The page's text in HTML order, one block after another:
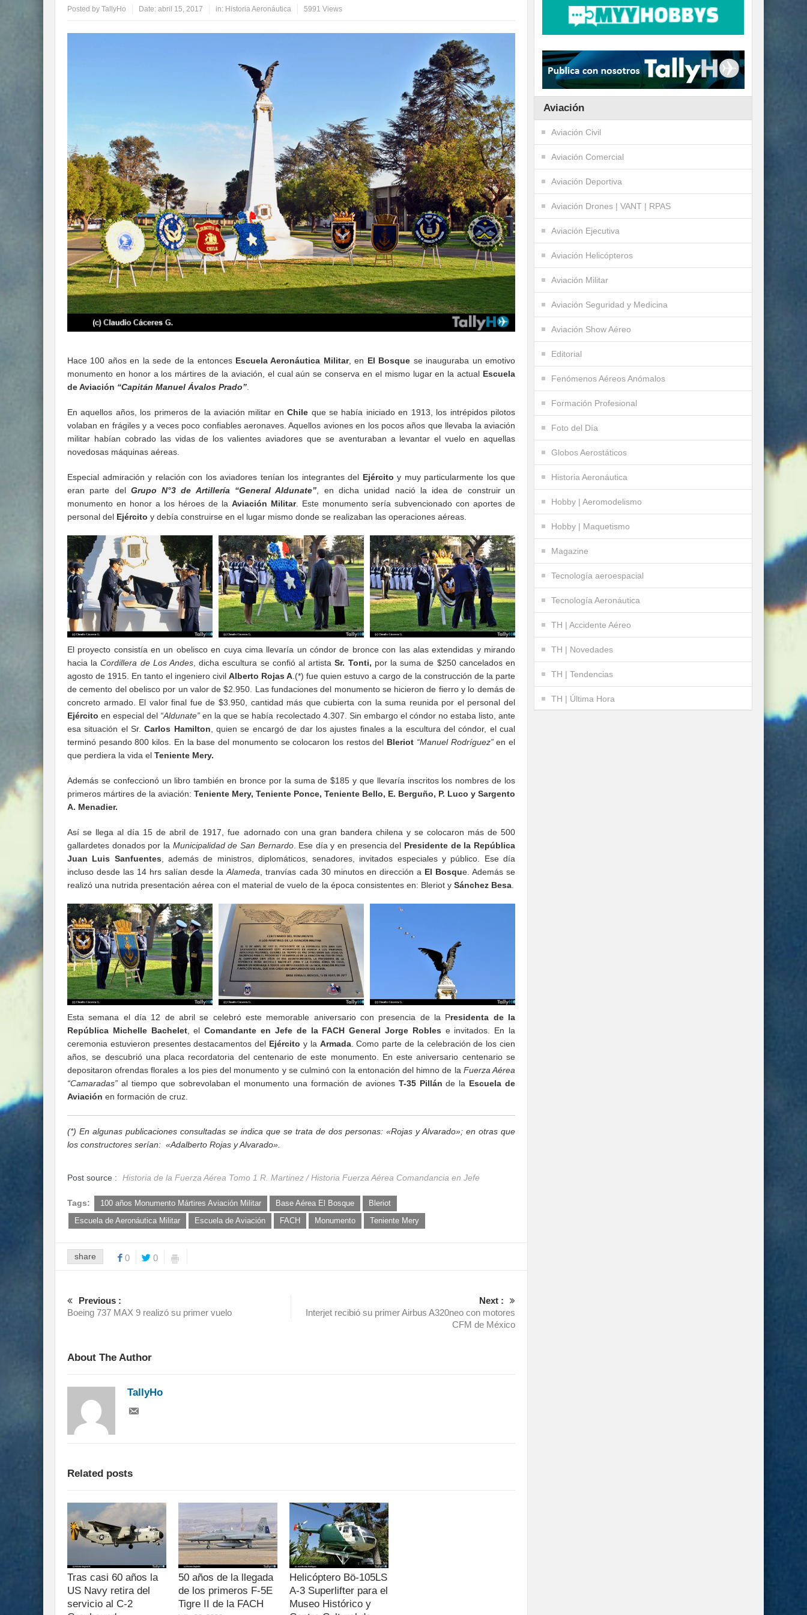
Posted by TallyHo Date: abril 15, 2017 in: Historia Aeronáutica 5991 Views
Hace 100 años en la sede de la entonces Escuela Aeronáutica Militar, en El Bosque se inauguraba un emotivo
monumento en honor a los mártires de la aviación, el cual aún se conserva en el mismo lugar en la actual Escuela
de Aviación “Capitán Manuel Ávalos Prado”.
En aquellos años, los primeros de la aviación militar enChile que se había iniciado en 1913, los intrépidos pilotos
volaban en frágiles y a veces poco confiables aeronaves. Aquellos aviones en los pocos años que llevaba la aviación
militar habían cobrado las vidas de los valientes aviadores que se aventuraban a levantar el vuelo en aquellas
novedosas máquinas aéreas.
Especial admiración y relación con los aviadores tenían los integrantes del Ejército y muy particularmente los que
eran parte del Grupo N°3 de Artillería “General Aldunate”, en dicha unidad nació la idea de construir un
monumento en honor a los héroes de la Aviación Militar. Este monumento sería subvencionado con aportes de
personal del Ejército y debía construirse en el lugar mismo donde se realizaban las operaciones aéreas.
El proyecto consistía en un obelisco en cuya cima llevaría un cóndor de bronce con las alas extendidas y mirando
hacia laCordillera de Los Andes , dicha escultura se confió al artistaSr. Tonti, por la suma de $250 cancelados en
agosto de 1915. En tanto el ingeniero civil Alberto Rojas A .(*) fue quien estuvo a cargo de la construcción de la parte
de cemento del obelisco por un valor de $2.950. Las fundaciones del monumento se hicieron de fierro y lo demás de
concreto armado. El valor final fue de $3.950, cantidad más que cubierta con la suma reunida por el personal del
Ejército en especial del “Aldunate” en la que se había recolectado 4.307. Sin embargo el cóndor no estaba listo, ante
esa situación el Sr.Carlos Hamilton , quien se encargó de dar los ajustes finales a la escultura del cóndor, el cual
terminó pesando 800 kilos. En la base del monumento se colocaron los restos del Bleriot “Manuel Rodríguez”en el
que perdiera la vida el Teniente Mery.
Además se confeccionó un libro también en bronce por la suma de $185 y que llevaría inscritos los nombres de los
primeros mártires de la aviación: Teniente Mery, Teniente Ponce, Teniente Bello, E. Berguño, P. Luco y Sargento
A. Menadier.
Así se llega al día 15 de abril de 1917, fue adornado con una gran bandera chilena y se colocaron más de 500
gallardetes donados por la Municipalidad de San Bernardo. Ese día y en presencia del Presidente de la República
Juan Luis Sanfuentes , además de ministros, diplomáticos, senadores, invitados especiales y público. Ese día
incluso desde las 14 hrs salían desde laAlameda , tranvías cada 30 minutos en dirección a El Bosque. Además se
realizó una nutrida presentación aérea con el material de vuelo de la época consistentes en: Bleriot y Sánchez Besa
Esta semana el día 12 de abril se celebró este memorable aniversario con presencia de la Presidenta de la
República Michelle Bachelet, elComandante en Jefe de la FACH General Jorge Robles e invitados. En la
ceremonia estuvieron presentes destacamentos del Ejército y la Armada. Como parte de la celebración de los cien
años, se descubrió una placa recordatoria del centenario de este monumento. En este aniversario centenario se
depositaron ofrendas florales a los pies del monumento y se culminó con la entonación del himno de la Fuerza Aérea
“Camaradas” al tiempo que sobrevolaban el monumento una formación de aviones T-35 Pillán de la Escuela de
Aviación en formación de cruz.
(*) En algunas publicaciones consultadas se indica que se trata de dos personas: «Rojas y Alvarado»; en otras que
los constructores serían: «Adalberto Rojas y Alvarado».
Post source : Historia de la Fuerza Aérea Tomo 1 R. Martinez / Historia Fuerza Aérea Comandancia en Jefe
Tags: 100 años Monumento Mártires Aviación Militar Base Aérea El Bosque
Bleriot
Escuela de Aeronáutica Militar
Escuela de Aviación FACH Monumento Teniente Mery
share 0 0
Previous :
Boeing 737 MAX 9 realizó su primer vuelo
Next :
Interjet recibió su primer Airbus A320neo con motores
CFM de México
About The Author
TallyHo
Related posts
Tras casi 60 años la
US Navy retira del
servicio al C-2
50 años de la llegada
de los primeros F-5E
Tigre II de la FACH
Helicóptero Bö-105LS
A-3 Superlifter para el
Museo Histórico y
Aviación
Aviación Civil
Aviación Comercial
Aviación Deportiva
Aviación Drones | VANT | RPAS
Aviación Ejecutiva
Aviación Helicópteros
Aviación Militar
Aviación Seguridad y Medicina
Aviación Show Aéreo
Editorial
Fenómenos Aéreos Anómalos
Formación Profesional
Foto del Día
Globos Aerostáticos
Historia Aeronáutica
Hobby | Aeromodelismo
Hobby | Maquetismo
Magazine
Tecnología aeroespacial
Tecnología Aeronáutica
TH | Accidente Aéreo
TH | Novedades
TH | Tendencias
TH | Última Hora